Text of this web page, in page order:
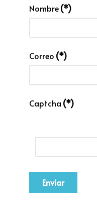
Nombre(*)
Correo (*)
Captcha (*)
Enviar